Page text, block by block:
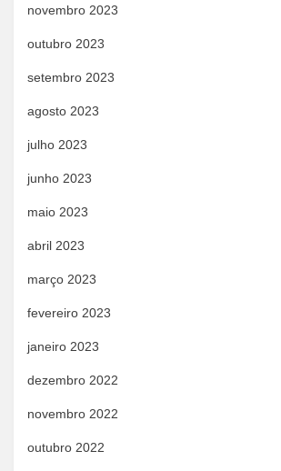
novembro 2023
outubro 2023
setembro 2023
agosto 2023
julho 2023
junho 2023
maio 2023
abril 2023
março 2023
fevereiro 2023
janeiro 2023
dezembro 2022
novembro 2022
outubro 2022